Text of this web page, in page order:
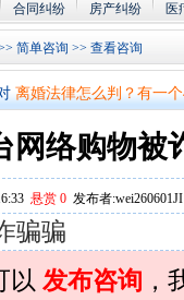
合同纠纷 房产纠纷 医
简单咨询 >> 查看
夫妻共同财产假如妻子
民事诉讼法院指定的举
离婚法律怎么判？有一
律师您好。我是2018年
邻居房基地侵权，中院
在保定上班两年了，一
你好，我2016年离的婚
网络购物被
悬赏 0发布者
骗骗
以 发布咨询 ，